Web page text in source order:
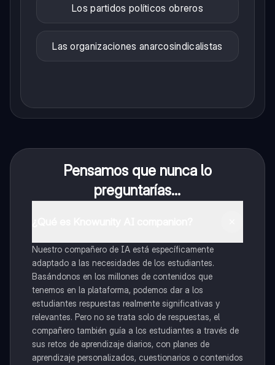
Los partidos políticos obreros
Las organizaciones anarcosindicalistas
Pensamos que nunca lo
preguntarías...
Nuestro compañero de IA está específicamente
adaptado a las necesidades de los estudiantes.
Basándonos en los millones de contenidos que
tenemos en la plataforma, podemos dar a los
estudiantes respuestas realmente significativas y
relevantes. Pero no se trata solo de respuestas, el
compañero también guía a los estudiantes a través de
sus retos de aprendizaje diarios, con planes de
aprendizaje personalizados, cuestionarios o contenidos